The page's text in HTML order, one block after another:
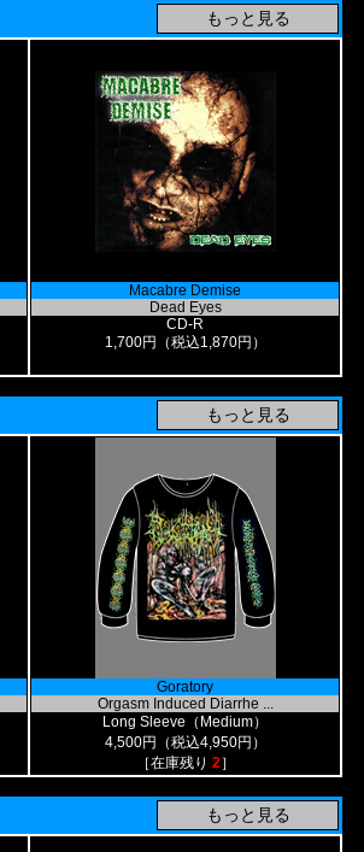
Macabre Demise
Dead Eyes
CD-R
1,700円（税込1,870円）
Goratory
Orgasm Induced Diarrhe ...
Long Sleeve（Medium）
4,500円（税込4,950円）
［在庫残り 2］